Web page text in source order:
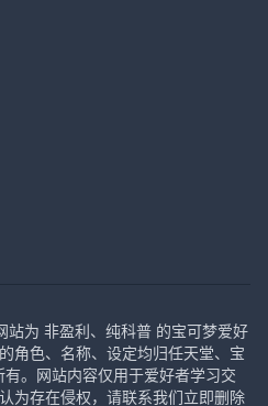
为 非盈利、纯科普 的宝可梦爱好
角色、名称、设定均归任天堂、宝
。网站内容仅用于爱好者学习交
为存在侵权，请联系我们立即删除